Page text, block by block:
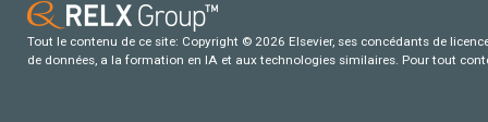
Tout le contenu de ce site: Copyright © 2026 Elsevier, ses concédants de
de données, a la formation en IA et aux technologies similaires. Pour tout